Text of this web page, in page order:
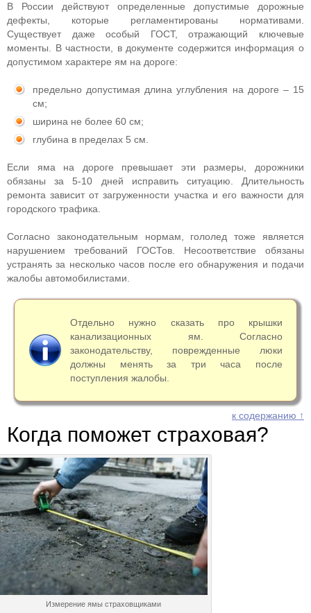
В России действуют определенные допустимые дорожные
дефекты, которые регламентированы нормативами.
Существует даже особый ГОСТ, отражающий ключевые
моменты. В частности, в документе содержится информация о
допустимом характере ям на дороге:
предельно допустимая длина углубления на дороге – 15
см;
ширина не более 60 см;
глубина в пределах 5 см.
Если яма на дороге превышает эти размеры, дорожники
обязаны за 5-10 дней исправить ситуацию. Длительность
ремонта зависит от загруженности участка и его важности для
городского трафика.
Согласно законодательным нормам, гололед тоже является
нарушением требований ГОСТов. Несоответствие обязаны
устранять за несколько часов после его обнаружения и подачи
жалобы автомобилистами.
Отдельно нужно сказать про крышки
канализационных ям. Согласно
законодательству, поврежденные люки
должны менять за три часа после
поступления жалобы.
к содержанию ↑
Когда поможет страховая?
Измерение ямы страховщиками